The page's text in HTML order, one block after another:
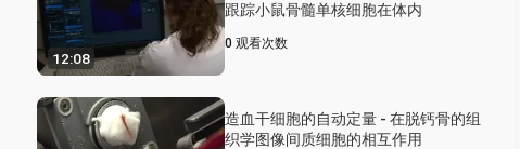
12:08
跟踪小鼠骨髓单核细胞在体内
0 观看次数
造血干细胞的自动定量 - 在脱钙骨的组
织学图像间质细胞的相互作用